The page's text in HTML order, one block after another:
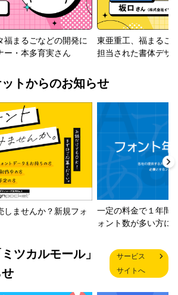
福まるごなどの開発に
ー・本多育実さん
東亜重工、福まるご
担当された書体デザ
トからのお知らせ
しませんか？新規フォ
一定の料金で１年間
ォント数が多い方に
ツカルモール」
サービス
サイトへ